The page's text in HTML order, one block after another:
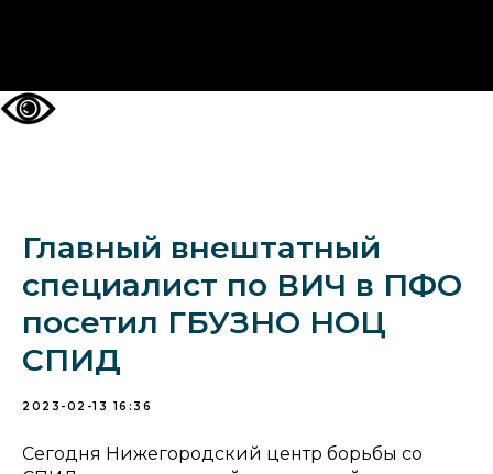
Главный внештатный
специалист по ВИЧ в ПФО
посетил ГБУЗНО НОЦ
СПИД
2023-02-13 16:36
Сегодня Нижегородский центр борьбы со